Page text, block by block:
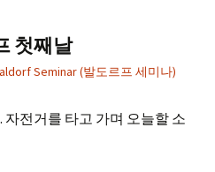
첫째날
Seminar (발도르프 세미나)
전거를 타고 가며 오늘할 소